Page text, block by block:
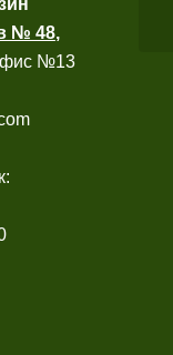
№ 48,
офис №13